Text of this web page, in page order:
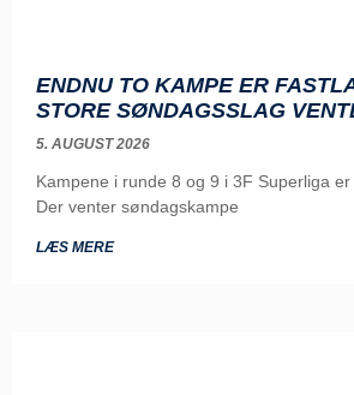
ENDNU TO KAMPE ER
STORE SØNDAGSSLAG
5. AUGUST 2026
Kampene i runde 8 og 9 i 3F Superliga er
Der venter søndagskampe
LÆS MERE